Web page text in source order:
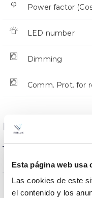
Esta página web usa
Las cookies de este
el contenido y los
Power factor
LED number
Dimming
Comm. Prot. for
Dimensions and
Mounting
Wind Resistance